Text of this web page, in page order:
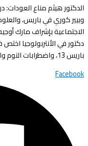
الدكتور هيثم مناع
وبيير كوري في باريس،
الاجتماعية بإشراف مارك
دكتور في الأنتربولوجيا
باريس 13، واضطرابات النوم واليقظة من جامعة مونبلييه
Facebook